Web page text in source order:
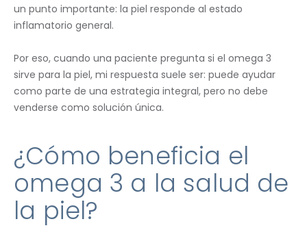
un punto importante: la piel responde al estado
inflamatorio general.
Por eso, cuando una paciente pregunta si el omega 3
sirve para la piel, mi respuesta suele ser: puede ayudar
como parte de una estrategia integral, pero no debe
venderse como solución única.
¿Cómo beneficia el
omega 3 a la salud de
la piel?